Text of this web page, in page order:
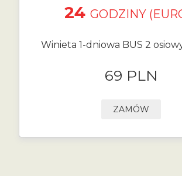
24 GODZINY
Winieta 1-dniowa BUS 2
69 PLN
ZAMÓW